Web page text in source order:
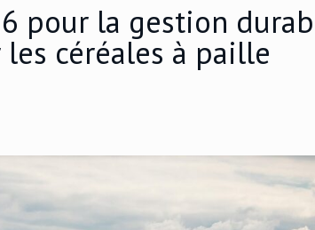
pour la gestion
céréales à paille